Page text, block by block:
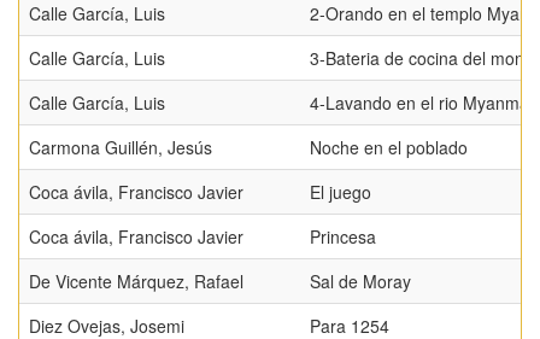
Calle García, Luis
2-Orando en el templo
Calle García, Luis
3-Bateria de cocina del
Calle García, Luis
4-Lavando en el rio Myanmar
Carmona Guillén, Jesús
Noche en el poblado
Coca ávila, Francisco Javier
El juego
Coca ávila, Francisco Javier
Princesa
De Vicente Márquez, Rafael
Sal de Moray
Diez Ovejas, Josemi
Para 1254